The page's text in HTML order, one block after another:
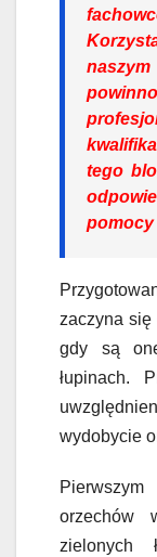
tego
pomocy
zaczyna się
gdy są
łupinach.
wydobycie
orzechów
zielonych